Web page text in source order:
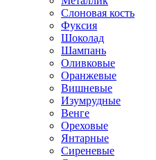
Слоновая кость
Фуксия
Шоколад
Шампань
Оливковые
Оранжевые
Вишневые
Изумрудные
Венге
Ореховые
Янтарные
Сиреневые